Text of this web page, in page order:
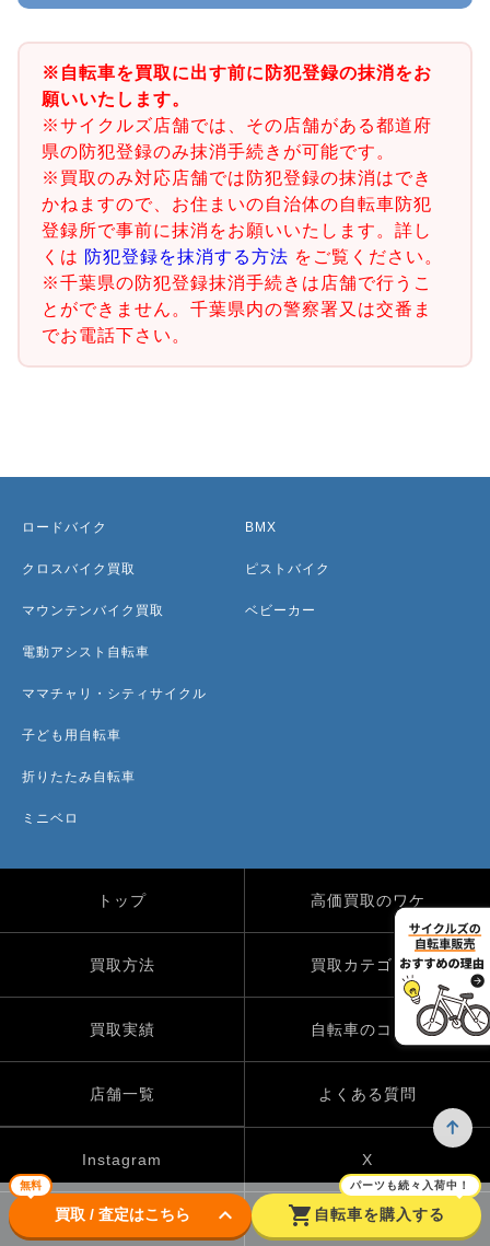
※自転車を買取に出す前に防犯登録の抹消をお
願いいたします。
※サイクルズ店舗では、その店舗がある都道府
県の防犯登録のみ抹消手続きが可能です。
※買取のみ対応店舗では防犯登録の抹消はでき
かねますので、お住まいの自治体の自転車防犯
登録所で事前に抹消をお願いいたします。詳し
くは 防犯登録を抹消する方法 をご覧ください。
※千葉県の防犯登録抹消手続きは店舗で行うこ
とができません。千葉県内の警察署又は交番ま
でお電話下さい。
無料
買取 / 査定はこちら keyboard_arrow_down shopping_cart
パーツも続々入荷中！
自転車を購入する
ロードバイク
クロスバイク買取
マウンテンバイク買取
電動アシスト自転車
ママチャリ・シティサイクル
子ども用自転車
折りたたみ自転車
ミニベロ
BMX
ピストバイク
ベビーカー
トップ 高価買取のワケ
買取方法 買取カテゴリー
買取実績 自転車のコラム
店舗一覧 よくある質問
Instagram X
TikTok